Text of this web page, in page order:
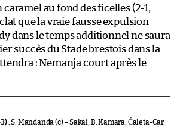
au fond des ficelles (2-1,
que la vraie fausse expulsion
dans le temps additionnel ne saura
succès du Stade brestois dans la
: Nemanja court après le
:S. Mandanda (c) – Sakai, B. Kamara, Ćaleta-Car,